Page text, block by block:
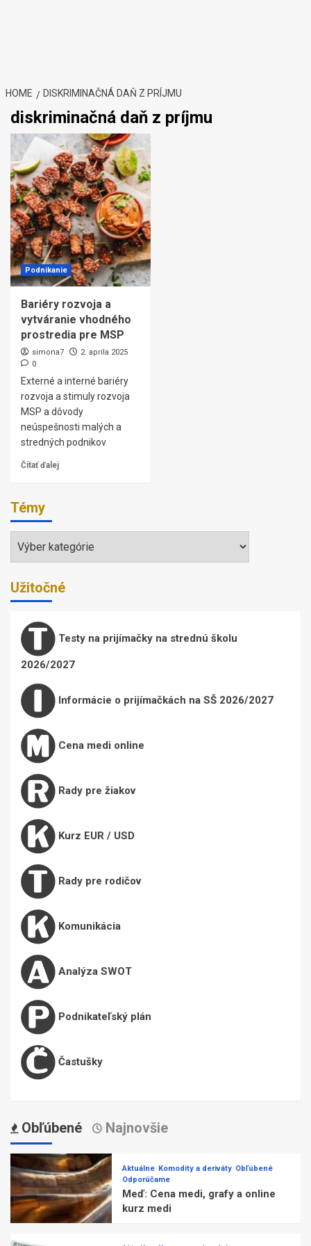
HOME DISKRIMINAČNÁ DAŇ Z PRÍJMU
diskriminačná daň z príjmu
Podnikanie
Bariéry rozvoja a
vytváranie vhodného
prostredia pre MSP
simona7
2. apríla 2025
0
Externé a interné bariéry
rozvoja a stimuly rozvoja
MSP a dôvody
neúspešnosti malých a
stredných podnikov
Čítať ďalej
Témy
Témy
Užitočné
Testy na prijímačky na strednú školu
2026/2027
Informácie o prijímačkách na SŠ 2026/2027
Cena medi online
Rady pre žiakov
Kurz EUR / USD
Rady pre rodičov
Komunikácia
Analýza SWOT
Podnikateľský plán
Častušky
Obľúbené Najnovšie
Aktuálne Komodity a deriváty Obľúbené
Odporúčame
Meď: Cena medi, grafy a online
kurz medi